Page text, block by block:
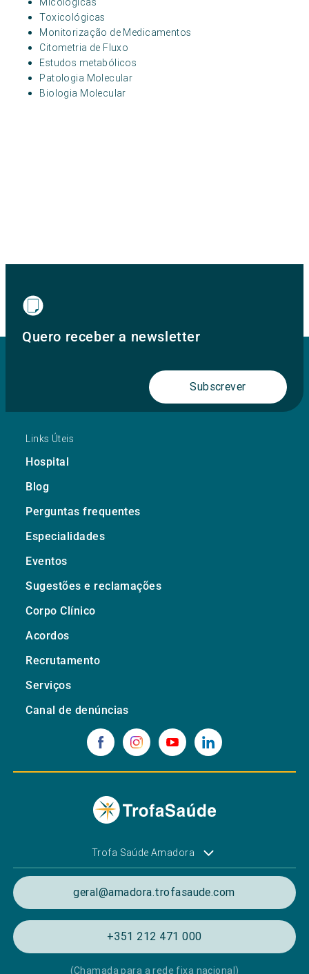
Toxicológicas
Monitorização de Medicamentos
Citometria de Fluxo
Estudos metabólicos
Patologia Molecular
Biologia Molecular
Quero receber a newsletter
Subscrever
Links Úteis
Hospital
Blog
Perguntas frequentes
Especialidades
Eventos
Sugestões e reclamações
Corpo Clínico
Acordos
Recrutamento
Serviços
Canal de denúncias
Trofa Saúde Amadora
geral@amadora.trofasaude.com
+351 212 471 000
(Chamada para a rede fixa nacional)